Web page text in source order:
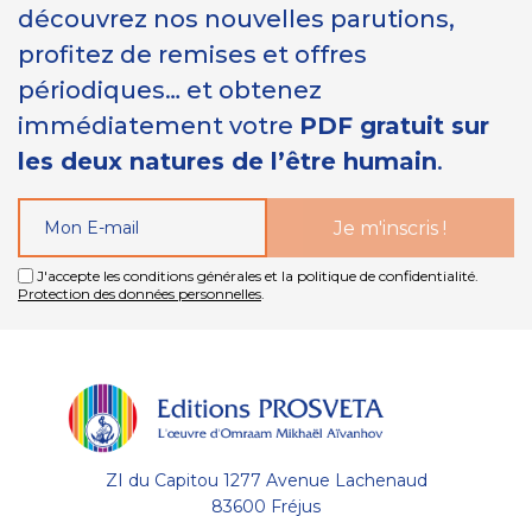
découvrez nos nouvelles parutions,
profitez de remises et offres
périodiques… et obtenez
immédiatement votre PDF gratuit sur
les deux natures de l’être humain.
J'accepte les conditions générales et la politique de confidentialité.
Protection des données personnelles.
ZI du Capitou 1277 Avenue Lachenaud
83600 Fréjus